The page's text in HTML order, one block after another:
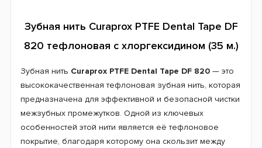
Зубная нить Curaprox PTFE Dental Tape DF
820 тефлоновая с хлоргексидином (35 м.)
Зубная нить Curaprox PTFE Dental Tape DF 820 — это
высококачественная тефлоновая зубная нить, которая
предназначена для эффективной и безопасной чистки
межзубных промежутков. Одной из ключевых
особенностей этой нити является её тефлоновое
покрытие, благодаря которому она скользит между